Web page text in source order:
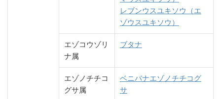
レブンウスユキソウ（エ
ゾウスユキソウ）
エゾコウゾリ
ナ属
ブタナ
エゾノチチコ
グサ属
ベニバナエゾノチチコグ
サ